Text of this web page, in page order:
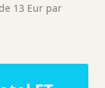
13 Eur par